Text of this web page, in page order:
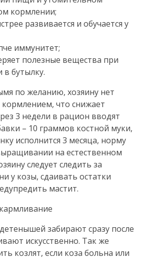
кормлении;
развивается и обучается у
иммунитет;
полезные вещества при
в бутылку.
по желанию, хозяину нет
что снижает
3 недели в рацион вводят
– 10 граммов костной муки,
исполнится 3 месяца, норму
на естественном
следует следить за
у козы, сдаивать остатки
мастит.
забирают сразу после
искусственно. Так же
козлят, если коза больна или